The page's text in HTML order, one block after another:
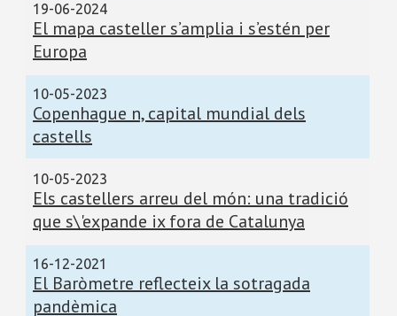
19-06-2024
El mapa casteller s’amplia i s’estén per
Europa
10-05-2023
Copenhague n, capital mundial dels
castells
10-05-2023
Els castellers arreu del món: una tradició
que s\'expande ix fora de Catalunya
16-12-2021
El Baròmetre reflecteix la sotragada
pandèmica